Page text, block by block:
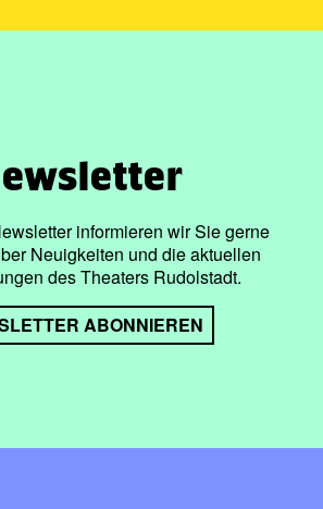
informieren wir Sie gerne
Neuigkeiten und die aktuellen
des Theaters Rudolstadt.
ABONNIEREN